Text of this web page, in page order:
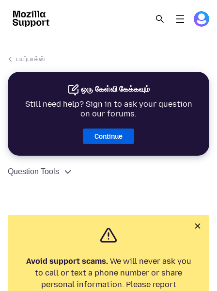
பயர்பாக்ஸ்
ஒரு கேள்வி கேக்கவும்
Still need help? Sign in to ask your question
on our forums.
Continue
Question Tools
Avoid support scams.We will never ask you
to call or text a phone number or share
personal information. Please report